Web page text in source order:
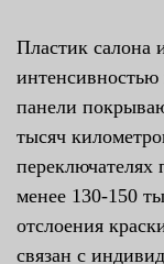
Пластик салона
интенсивностью
панели
тысяч
переключателях
менее 130-150
отслоения
связан с